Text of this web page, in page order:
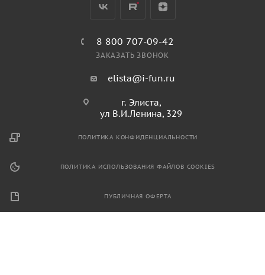
8 800 707-09-42
ЗАКАЗАТЬ ЗВОНОК
elista@i-fun.ru
г. Элиста,
ул В.И.Ленина, 329
ПОЛИТИКА КОНФИДЕНЦИАЛЬНОСТИ
ПОЛИТИКА ИСПОЛЬЗОВАНИЯ ФАЙЛОВ COOKIES
ПУБЛИЧНАЯ ОФЕРТА